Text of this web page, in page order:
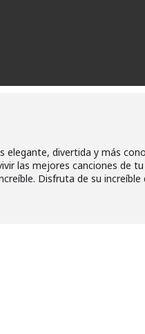
elegante, divertida y más
las mejores canciones de tu
Disfruta de su increíble